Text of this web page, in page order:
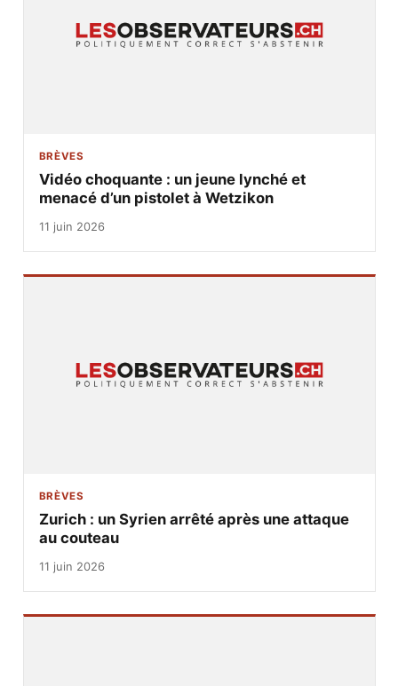
BRÈVES
Vidéo choquante : un jeune lynché et
menacé d’un pistolet à Wetzikon
11 juin 2026
BRÈVES
Zurich : un Syrien arrêté après une attaque
au couteau
11 juin 2026